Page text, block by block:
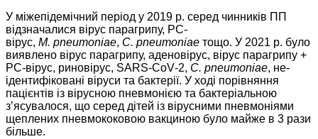
У міжепідемічний період у 2019 р. серед чинників ПП
відзначалися вірус парагрипу, РС-
вірус, M. pneumoniae, C. pneumoniae тощо. У 2021 р. було
виявлено вірус парагрипу, аденовірус, вірус парагрипу +
РС-вірус, риновірус, ­SARS-CoV‑2, C. pneumoniae, не­
ідентифіковані віруси та бактерії. У ході порівняння
пацієнтів із вірусною пневмонією та бактеріальною
з’ясувалося, що серед дітей із вірусними пневмоніями
щеплених пнев­мококовою вакциною було майже в 3 рази
більше.